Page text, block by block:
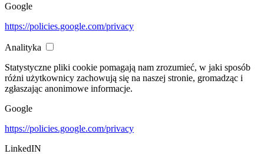
Google
https://policies.google.com/privacy
Analityka
Statystyczne pliki cookie pomagają nam zrozumieć, w jaki sposób
różni użytkownicy zachowują się na naszej stronie, gromadząc i
zgłaszając anonimowe informacje.
Google
https://policies.google.com/privacy
LinkedIN